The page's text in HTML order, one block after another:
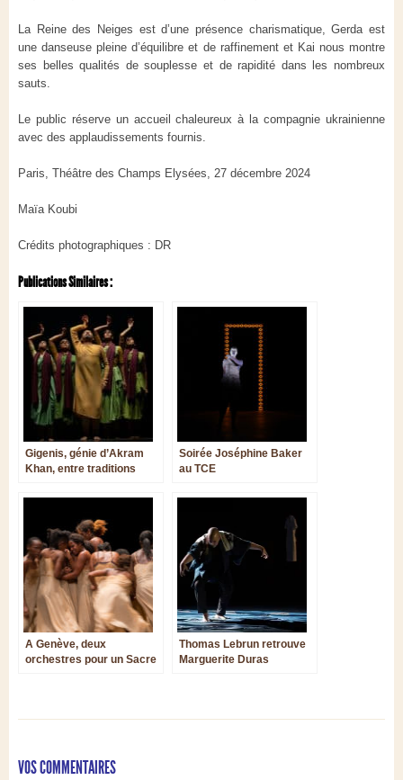
La Reine des Neiges est d’une présence charismatique, Gerda est
une danseuse pleine d’équilibre et de raffinement et Kai nous montre
ses belles qualités de souplesse et de rapidité dans les nombreux
sauts.
Le public réserve un accueil chaleureux à la compagnie ukrainienne
avec des applaudissements fournis.
Paris, Théâtre des Champs Elysées, 27 décembre 2024
Maïa Koubi
Crédits photographiques : DR
Publications Similaires :
Gigenis, génie d’Akram
Khan, entre traditions
Soirée Joséphine Baker
au TCE
A Genève, deux
orchestres pour un Sacre
Thomas Lebrun retrouve
Marguerite Duras
VOS COMMENTAIRES